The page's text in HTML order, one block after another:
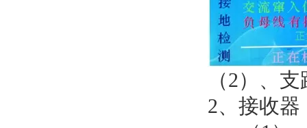
（2）、
2、接收器